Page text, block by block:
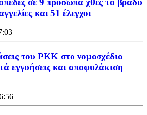
σε 9 πρόσωπα χθες το βράδυ
και 51 έλεγχοι
του PKK στο νομοσχέδιο
εγγυήσεις και αποφυλάκιση